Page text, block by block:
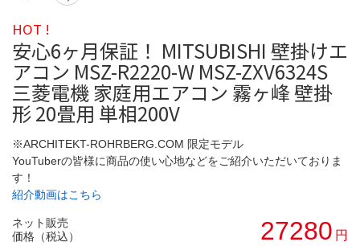
HOT !
安心6ヶ月保証！ MITSUBISHI 壁掛けエ
アコン MSZ-R2220-W MSZ-ZXV6324S
三菱電機 家庭用エアコン 霧ヶ峰 壁掛
形 20畳用 単相200V
※ARCHITEKT-ROHRBERG.COM 限定モデル
YouTuberの皆様に商品の使い心地などをご紹介いただいておりま
す！
紹介動画はこちら
ネット販売
価格（税込）
27280 円